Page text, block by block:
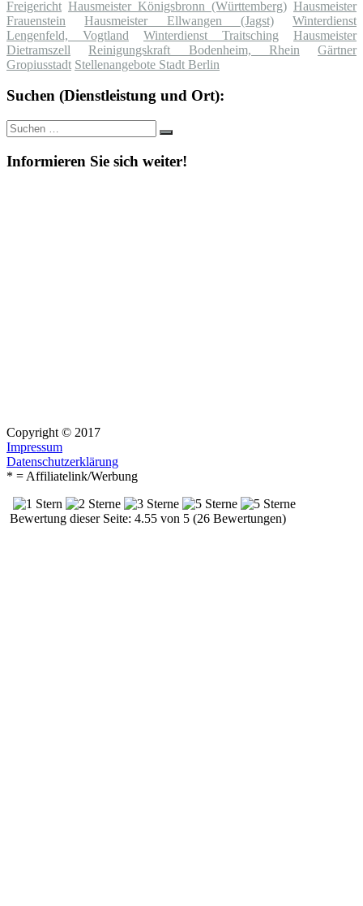
Freigericht Hausmeister Königsbronn (Württemberg) Hausmeister
Frauenstein
Hausmeister Ellwangen (Jagst)
Winterdienst
Lengenfeld, Vogtland
Winterdienst Traitsching
Hausmeister
Dietramszell
Reinigungskraft Bodenheim, Rhein
Gärtner
Gropiusstadt Stellenangebote Stadt Berlin
Suchen (Dienstleistung und Ort):
Suche
nach:
Suchen
Informieren Sie sich weiter!
Copyright © 2017
Impressum
Datenschutzerklärung
* = Affiliatelink/Werbung
Bewertung dieser Seite: 4.55 von 5 (26 Bewertungen)